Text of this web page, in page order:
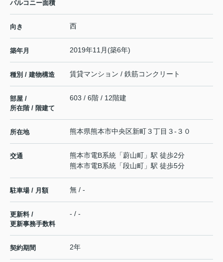
バルコニー面積
向き 西
築年月 2019年11月(築6年)
種別 / 建物構造 賃貸マンション / 鉄筋コンクリート
部屋 /
所在階 / 階建て
603 / 6階 / 12階建
所在地 熊本県熊本市中央区新町３丁目３-３０
交通 熊本市電B系統 「蔚山町 」駅 徒歩2分
熊本市電B系統 「段山町 」駅 徒歩5分
駐車場 / 月額 無 / -
更新料 /
更新事務手数料
- / -
契約期間 2年